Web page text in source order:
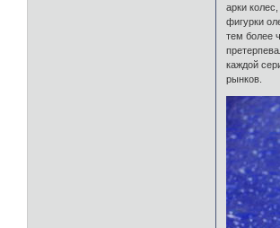
арки
фигурки
тем более
каждой
рынков.